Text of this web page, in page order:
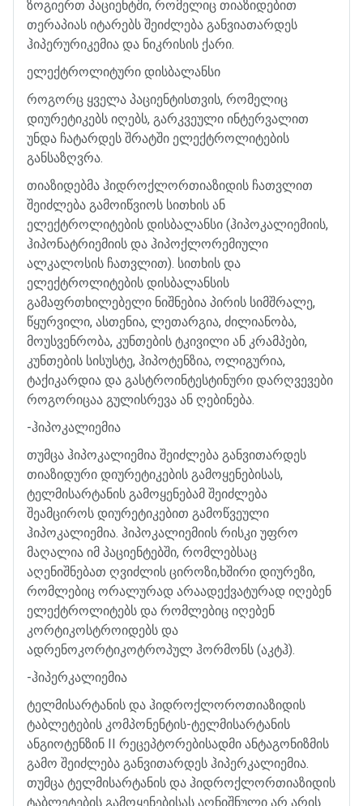
ზოგიერთ პაციენტში, რომელიც თიაზიდებით
თერაპიას იტარებს შეიძლება განვიათარდეს
ჰიპერურიკემია და ნიკრისის ქარი.
ელექტროლიტური დისბალანსი
როგორც ყველა პაციენტისთვის, რომელიც
დიურეტიკებს იღებს, გარკვეული ინტერვალით
უნდა ჩატარდეს შრატში ელექტროლიტების
განსაზღვრა.
თიაზიდებმა ჰიდროქლორთიაზიდის ჩათვლით
შეიძლება გამოიწვიოს სითხის ან
ელექტროლიტების დისბალანსი (ჰიპოკალიემიის,
ჰიპონატრიემიის და ჰიპოქლორემიული
ალკალოსის ჩათვლით). სითხის და
ელექტროლიტების დისბალანსის
გამაფრთხილებელი ნიშნებია პირის სიმშრალე,
წყურვილი, ასთენია, ლეთარგია, ძილიანობა,
მოუსვენრობა, კუნთების ტკივილი ან კრამპები,
კუნთების სისუსტე, ჰიპოტენზია, ოლიგურია,
ტაქიკარდია და გასტროინტესტინური დარღვევები
როგორიცაა გულისრევა ან ღებინება.
-ჰიპოკალიემია
თუმცა ჰიპოკალიემია შეიძლება განვითარდეს
თიაზიდური დიურეტიკების გამოყენებისას,
ტელმისარტანის გამოყენებამ შეიძლება
შეამციროს დიურეტიკებით გამოწვეული
ჰიპოკალიემია. ჰიპოკალიემიის რისკი უფრო
მაღალია იმ პაციენტებში, რომლებსაც
აღენიშნებათ ღვიძლის ციროზი,ხშირი დიურეზი,
რომლებიც ორალურად არაადექვატურად იღებენ
ელექტროლიტებს და რომლებიც იღებენ
კორტიკოსტროიდებს და
ადრენოკორტიკოტროპულ ჰორმონს (აკტჰ).
-ჰიპერკალიემია
ტელმისარტანის და ჰიდროქლოროთიაზიდის
ტაბლეტების კომპონენტის-ტელმისარტანის
ანგიოტენზინ
რეცეპტორებისადმი ანტაგონიზმის
გამო შეიძლება განვითარდეს ჰიპერკალიემია.
თუმცა ტელმისარტანის და ჰიდროქლორთიაზიდის
ტაბლეტების გამოყენებისას აღნიშნული არ არის